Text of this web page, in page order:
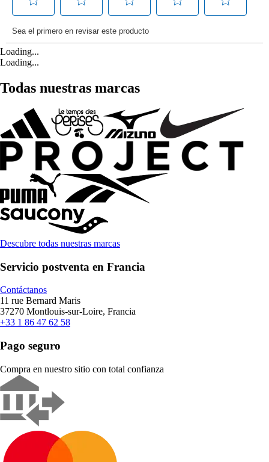
Loading...
Loading...
Todas nuestras marcas
Descubre todas nuestras marcas
Servicio postventa en Francia
Contáctanos
11 rue Bernard Maris
37270 Montlouis-sur-Loire, Francia
+33 1 86 47 62 58
Pago seguro
Compra en nuestro sitio con total confianza